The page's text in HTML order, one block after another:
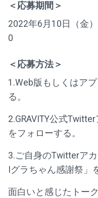
＜応募期間＞
2022年6月10日（金
0
＜応募方法＞
1.Web版もしくはア
る。
2.GRAVITY公式
をフォローする。
3.ご自身のTwitterア
Iグラちゃん感謝祭」
面白いと感じたトー